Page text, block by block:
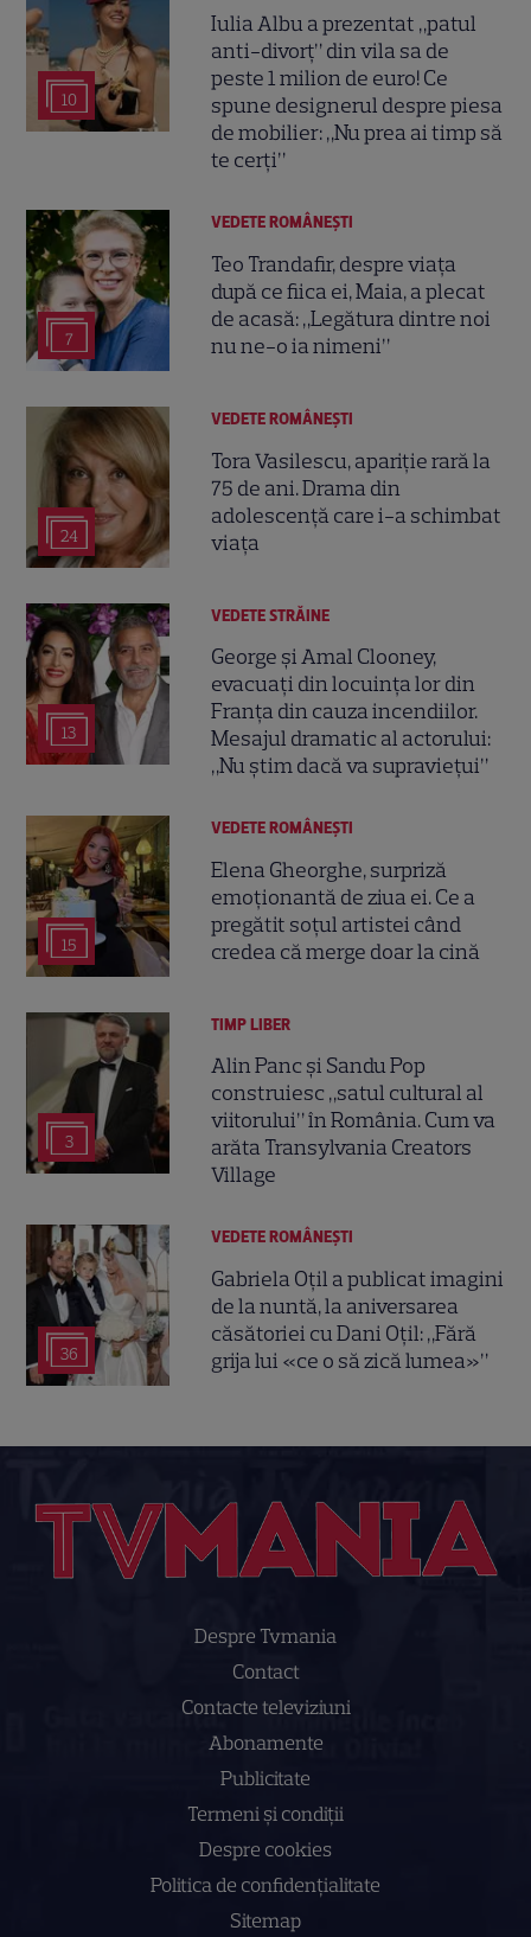
10
Iulia Albu a prezentat „patul
anti-divorț” din vila sa de
peste 1 milion de euro! Ce
spune designerul despre piesa
de mobilier: „Nu prea ai timp să
te cerți”
7
VEDETE ROMÂNEŞTI
Teo Trandafir, despre viața
după ce fiica ei, Maia, a plecat
de acasă: „Legătura dintre noi
nu ne-o ia nimeni”
24
VEDETE ROMÂNEŞTI
Tora Vasilescu, apariție rară la
75 de ani. Drama din
adolescență care i-a schimbat
viața
13
VEDETE STRĂINE
George și Amal Clooney,
evacuați din locuința lor din
Franța din cauza incendiilor.
Mesajul dramatic al actorului:
„Nu știm dacă va supraviețui”
15
VEDETE ROMÂNEŞTI
Elena Gheorghe, surpriză
emoționantă de ziua ei. Ce a
pregătit soțul artistei când
credea că merge doar la cină
3
TIMP LIBER
Alin Panc și Sandu Pop
construiesc „satul cultural al
viitorului” în România. Cum va
arăta Transylvania Creators
Village
36
VEDETE ROMÂNEŞTI
Gabriela Oțil a publicat imagini
de la nuntă, la aniversarea
căsătoriei cu Dani Oțil: „Fără
grija lui «ce o să zică lumea»”
Despre Tvmania
Contact
Contacte televiziuni
Abonamente
Publicitate
Termeni și condiții
Despre cookies
Politica de confidenţialitate
Sitemap